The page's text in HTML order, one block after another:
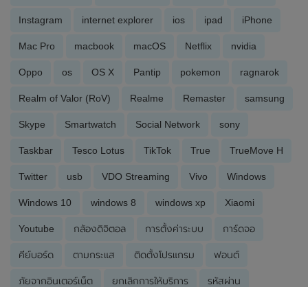
Instagram internet explorer ios ipad iPhone
Mac Pro macbook macOS Netflix nvidia
Oppo os OS X Pantip pokemon ragnarok
Realm of Valor (RoV) Realme Remaster samsung
Skype Smartwatch Social Network sony
Taskbar Tesco Lotus TikTok True TrueMove H
Twitter usb VDO Streaming Vivo Windows
Windows 10 windows 8 windows xp Xiaomi
Youtube กล้องดิจิตอล การตั้งค่าระบบ การ์ดจอ
คีย์บอร์ด ตามกระแส ติดตั้งโปรแกรม ฟอนต์
ภัยจากอินเตอร์เน็ต ยกเลิกการให้บริการ รหัสผ่าน